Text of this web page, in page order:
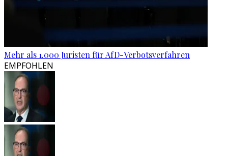
Mehr als 1.000 Juristen für AfD-Verbotsverfahren
EMPFOHLEN